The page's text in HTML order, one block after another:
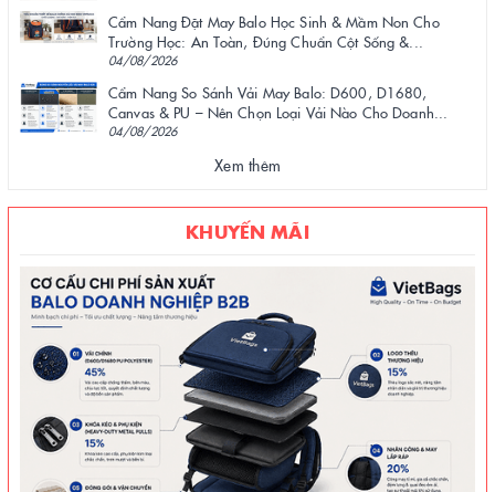
Cẩm Nang Đặt May Balo Học Sinh & Mầm Non Cho
Trường Học: An Toàn, Đúng Chuẩn Cột Sống &...
04/08/2026
Cẩm Nang So Sánh Vải May Balo: D600, D1680,
Canvas & PU – Nên Chọn Loại Vải Nào Cho Doanh...
04/08/2026
Xem thêm
KHUYẾN MÃI